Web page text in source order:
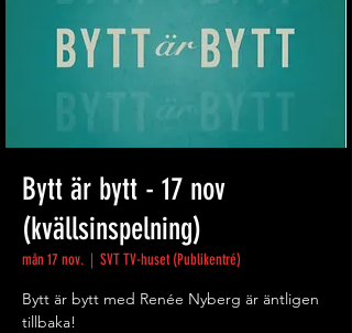
Bytt är bytt - 17 nov
(kvällsinspelning)
mån 17 nov.
  |
SVT TV-huset (Publikentré)
Bytt är bytt med Renée Nyberg är äntligen
tillbaka!